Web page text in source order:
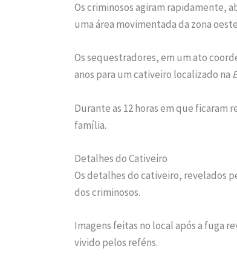
Os criminosos agiram rapidamente,
uma área movimentada da zona
Os sequestradores, em um ato
anos para um cativeiro localizado na
Durante as 12 horas em que ficaram
família.
Detalhes do Cativeiro
Os detalhes do cativeiro, revelados
dos criminosos.
Imagens feitas no local após a fuga
vivido pelos reféns.